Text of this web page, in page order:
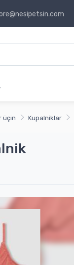
üçin Kupalniklar